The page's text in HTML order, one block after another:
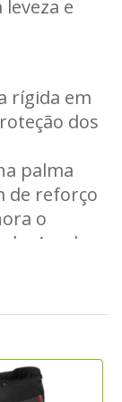
e
rígida em
dos
palma
de reforço
o
A palma
é uma